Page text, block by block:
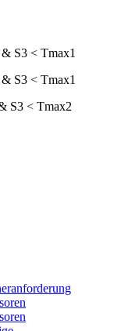
S3 < Tmax1
S3 < Tmax1
S3 < Tmax2